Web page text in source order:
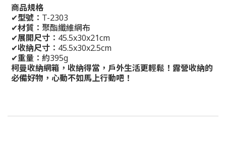
商品規格
✔型號 ：T-2303
✔材質 ：聚酯纖維網布
✔展開尺寸 ：45.5x30x21cm
✔收納尺寸 ：45.5x30x2.5cm
✔重量 ：約395g
柯曼收納網箱，收納得當，戶外生活更輕鬆！露營收納的
必備好物，心動不如馬上行動吧！